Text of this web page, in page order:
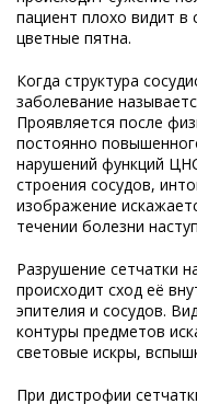
пациент плохо видит в
цветные пятна.
Когда структура
заболевание
Проявляется после
постоянно
нарушений функций
строения сосудов,
изображение
течении болезни
Разрушение сетчатки
происходит сход её
эпителия и сосудов.
контуры предметов
световые искры,
При дистрофии